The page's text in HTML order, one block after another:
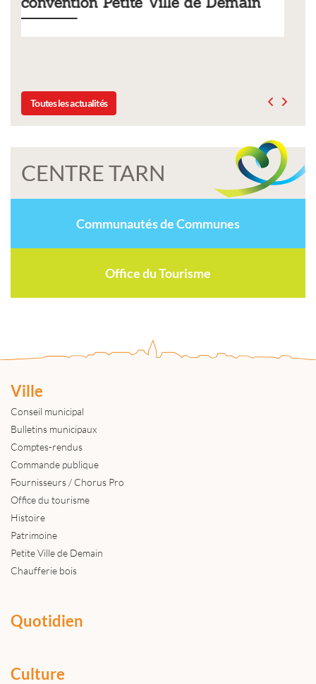
Toutes les actualités
CENTRE TARN
Communautés de Communes
Office du Tourisme
Ville
Conseil municipal
Bulletins municipaux
Comptes-rendus
Commande publique
Fournisseurs / Chorus Pro
Office du tourisme
Histoire
Patrimoine
Petite Ville de Demain
Chaufferie bois
Quotidien
Culture